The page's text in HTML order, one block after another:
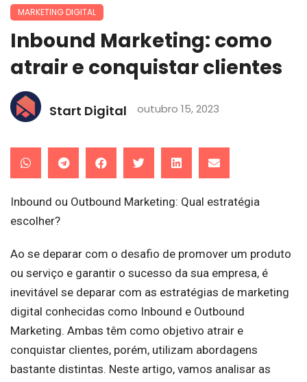
MARKETING DIGITAL
Inbound Marketing: como
atrair e conquistar clientes
Start Digital outubro 15, 2023
Inbound ou Outbound Marketing: Qual estratégia
escolher?
Ao se deparar com o desafio de promover um produto
ou serviço e garantir o sucesso da sua empresa, é
inevitável se deparar com as estratégias de marketing
digital conhecidas como Inbound e Outbound
Marketing. Ambas têm como objetivo atrair e
conquistar clientes, porém, utilizam abordagens
bastante distintas. Neste artigo, vamos analisar as